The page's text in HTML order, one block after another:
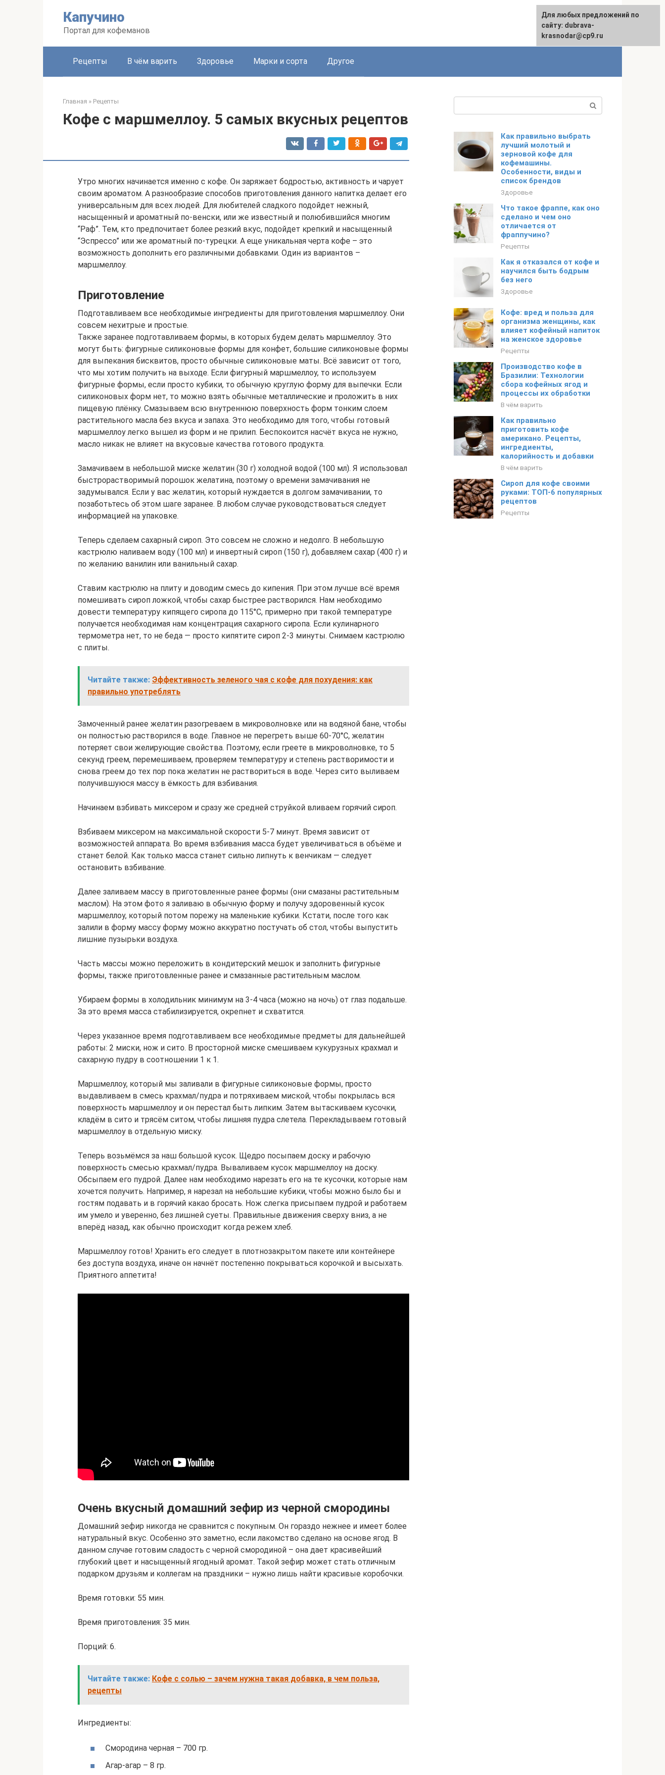
Капучино
Портал для кофеманов
Рецепты В чём варить Здоровье Марки и сорта Другое
Главная » Рецепты
Кофе с маршмеллоу. 5 самых вкусных рецептов
Утро многих начинается именно с кофе. Он заряжает бодростью, активность и чарует
своим ароматом. А разнообразие способов приготовления данного напитка делает его
универсальным для всех людей. Для любителей сладкого подойдет нежный,
насыщенный и ароматный по-венски, или же известный и полюбившийся многим
“Раф”. Тем, кто предпочитает более резкий вкус, подойдет крепкий и насыщенный
“Эспрессо” или же ароматный по-турецки. А еще уникальная черта кофе – это
возможность дополнить его различными добавками. Один из вариантов –
маршмеллоу.
Приготовление
Подготавливаем все необходимые ингредиенты для приготовления маршмеллоу. Они
совсем нехитрые и простые.
Также заранее подготавливаем формы, в которых будем делать маршмеллоу. Это
могут быть: фигурные силиконовые формы для конфет, большие силиконовые формы
для выпекания бисквитов, просто обычные силиконовые маты. Всё зависит от того,
что мы хотим получить на выходе. Если фигурный маршмеллоу, то используем
фигурные формы, если просто кубики, то обычную круглую форму для выпечки. Если
силиконовых форм нет, то можно взять обычные металлические и проложить в них
пищевую плёнку. Смазываем всю внутреннюю поверхность форм тонким слоем
растительного масла без вкуса и запаха. Это необходимо для того, чтобы готовый
маршмеллоу легко вышел из форм и не прилип. Беспокоится насчёт вкуса не нужно,
масло никак не влияет на вкусовые качества готового продукта.
Замачиваем в небольшой миске желатин (30 г) холодной водой (100 мл). Я использовал
быстрорастворимый порошок желатина, поэтому о времени замачивания не
задумывался. Если у вас желатин, который нуждается в долгом замачивании, то
позаботьтесь об этом шаге заранее. В любом случае руководствоваться следует
информацией на упаковке.
Теперь сделаем сахарный сироп. Это совсем не сложно и недолго. В небольшую
кастрюлю наливаем воду (100 мл) и инвертный сироп (150 г), добавляем сахар (400 г) и
по желанию ванилин или ванильный сахар.
Ставим кастрюлю на плиту и доводим смесь до кипения. При этом лучше всё время
помешивать сироп ложкой, чтобы сахар быстрее растворился. Нам необходимо
довести температуру кипящего сиропа до 115°С, примерно при такой температуре
получается необходимая нам концентрация сахарного сиропа. Если кулинарного
термометра нет, то не беда — просто кипятите сироп 2-3 минуты. Снимаем кастрюлю
с плиты.
Читайте также: Эффективность зеленого чая с кофе для похудения: как
правильно употреблять
Замоченный ранее желатин разогреваем в микроволновке или на водяной бане, чтобы
он полностью растворился в воде. Главное не перегреть выше 60-70°С, желатин
потеряет свои желирующие свойства. Поэтому, если греете в микроволновке, то 5
секунд греем, перемешиваем, проверяем температуру и степень растворимости и
снова греем до тех пор пока желатин не раствориться в воде. Через сито выливаем
получившуюся массу в ёмкость для взбивания.
Начинаем взбивать миксером и сразу же средней струйкой вливаем горячий сироп.
Взбиваем миксером на максимальной скорости 5-7 минут. Время зависит от
возможностей аппарата. Во время взбивания масса будет увеличиваться в объёме и
станет белой. Как только масса станет сильно липнуть к венчикам — следует
остановить взбивание.
Далее заливаем массу в приготовленные ранее формы (они смазаны растительным
маслом). На этом фото я заливаю в обычную форму и получу здоровенный кусок
маршмеллоу, который потом порежу на маленькие кубики. Кстати, после того как
залили в форму массу форму можно аккуратно постучать об стол, чтобы выпустить
лишние пузырьки воздуха.
Часть массы можно переложить в кондитерский мешок и заполнить фигурные
формы, также приготовленные ранее и смазанные растительным маслом.
Убираем формы в холодильник минимум на 3-4 часа (можно на ночь) от глаз подальше.
За это время масса стабилизируется, окрепнет и схватится.
Через указанное время подготавливаем все необходимые предметы для дальнейшей
работы: 2 миски, нож и сито. В просторной миске смешиваем кукурузных крахмал и
сахарную пудру в соотношении 1 к 1.
Маршмеллоу, который мы заливали в фигурные силиконовые формы, просто
выдавливаем в смесь крахмал/пудра и потряхиваем миской, чтобы покрылась вся
поверхность маршмеллоу и он перестал быть липким. Затем вытаскиваем кусочки,
кладём в сито и трясём ситом, чтобы лишняя пудра слетела. Перекладываем готовый
маршмеллоу в отдельную миску.
Теперь возьмёмся за наш большой кусок. Щедро посыпаем доску и рабочую
поверхность смесью крахмал/пудра. Вываливаем кусок маршмеллоу на доску.
Обсыпаем его пудрой. Далее нам необходимо нарезать его на те кусочки, которые нам
хочется получить. Например, я нарезал на небольшие кубики, чтобы можно было бы и
гостям подавать и в горячий какао бросать. Нож слегка присыпаем пудрой и работаем
им умело и уверенно, без лишней суеты. Правильные движения сверху вниз, а не
вперёд назад, как обычно происходит когда режем хлеб.
Маршмеллоу готов! Хранить его следует в плотнозакрытом пакете или контейнере
без доступа воздуха, иначе он начнёт постепенно покрываться корочкой и высыхать.
Приятного аппетита!
Очень вкусный домашний зефир из черной смородины
Домашний зефир никогда не сравнится с покупным. Он гораздо нежнее и имеет более
натуральный вкус. Особенно это заметно, если лакомство сделано на основе ягод. В
данном случае готовим сладость с черной смородиной – она дает красивейший
глубокий цвет и насыщенный ягодный аромат. Такой зефир может стать отличным
подарком друзьям и коллегам на праздники – нужно лишь найти красивые коробочки.
Время готовки: 55 мин.
Время приготовления: 35 мин.
Порций: 6.
Читайте также: Кофе с солью – зачем нужна такая добавка, в чем польза,
рецепты
Ингредиенты:
Смородина черная – 700 гр.
Агар-агар – 8 гр.
Как правильно выбрать
лучший молотый и
зерновой кофе для
кофемашины.
Особенности, виды и
список брендов
Здоровье
Что такое фраппе, как оно
сделано и чем оно
отличается от
фраппучино?
Рецепты
Как я отказался от кофе и
научился быть бодрым
без него
Здоровье
Кофе: вред и польза для
организма женщины, как
влияет кофейный напиток
на женское здоровье
Рецепты
Производство кофе в
Бразилии: Технологии
сбора кофейных ягод и
процессы их обработки
В чём варить
Как правильно
приготовить кофе
американо. Рецепты,
ингредиенты,
калорийность и добавки
В чём варить
Сироп для кофе своими
руками: ТОП-6 популярных
рецептов
Рецепты
Для любых предложений по
сайту: dubrava-
krasnodar@cp9.ru